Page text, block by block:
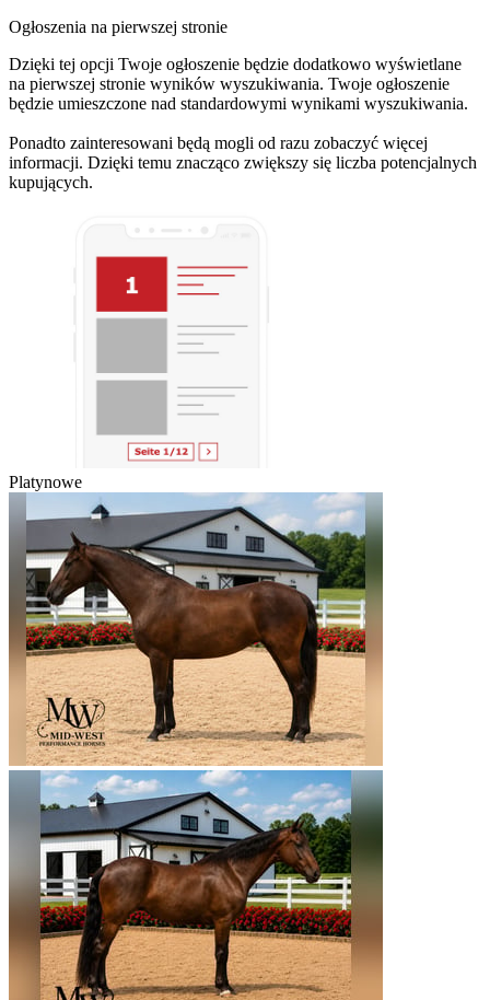
Ogłoszenia na pierwszej stronie
Dzięki tej opcji Twoje ogłoszenie będzie dodatkowo wyświetlane
na pierwszej stronie wyników wyszukiwania. Twoje ogłoszenie
będzie umieszczone nad standardowymi wynikami wyszukiwania.
Ponadto zainteresowani będą mogli od razu zobaczyć więcej
informacji. Dzięki temu znacząco zwiększy się liczba potencjalnych
kupujących.
Platynowe